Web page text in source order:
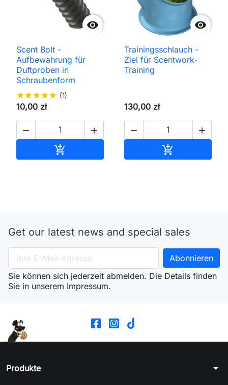

Scent Bolt -
Aufbewahrung für
Duftproben in
Schraubenform
starstarstarstarstar (1)
10,00 zł
 


Trainingsschlauch -
Ziel für Scentwork-
Training
130,00 zł
 

Get our latest news and special sales
Sie können sich jederzeit abmelden. Die Details finden
Sie in unserem Impressum.
Produkte arrow_drop_down